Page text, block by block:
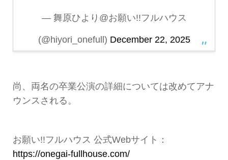
— 舞原ひより@お願い!!フルハウス
(@hiyori_onefull) December 22, 2025
尚、両名の卒業公演の詳細については改めてアナ
ウンスされる。
お願い!!フルハウス 公式Webサイト：
https://onegai-fullhouse.com/